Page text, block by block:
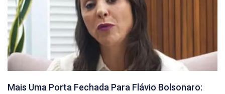
Mais Uma Porta Fechada Para Flávio Bolsonaro: